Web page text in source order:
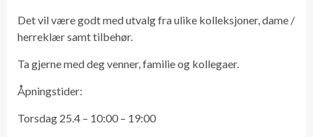
Det vil være godt med utvalg fra ulike kolleksjoner, dame /
herreklær samt tilbehør.
Ta gjerne med deg venner, familie og kollegaer.
Åpningstider:
Torsdag 25.4 – 10:00 – 19:00